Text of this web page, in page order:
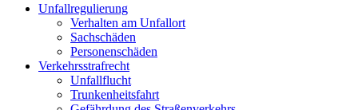
Unfallregulierung
Verhalten am Unfallort
Sachschäden
Personenschäden
Verkehrsstrafrecht
Unfallflucht
Trunkenheitsfahrt